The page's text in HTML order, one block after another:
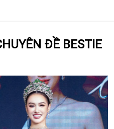
ĐỀ BESTIE